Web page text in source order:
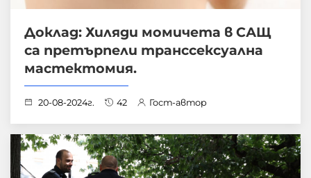
Доклад: Хиляди момичета в САЩ
са претърпели транссексуална
мастектомия.
20-08-2024г. 42 Гост-автор